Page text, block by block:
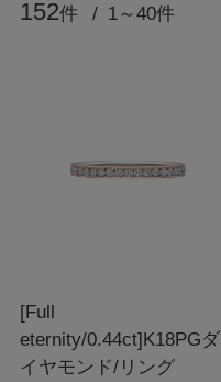
152件 1～40件
[Full
eternity/0.44ct]K18PGダ
イヤモンド/リング